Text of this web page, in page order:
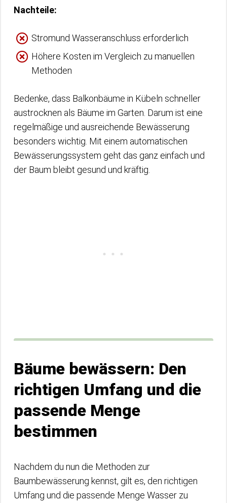
Nachteile:
Stromund Wasseranschluss erforderlich
Höhere Kosten im Vergleich zu manuellen
Methoden
Bedenke, dass Balkonbäume in Kübeln schneller
austrocknen als Bäume im Garten. Darum ist eine
regelmäßige und ausreichende Bewässerung
besonders wichtig. Mit einem automatischen
Bewässerungssystem geht das ganz einfach und
der Baum bleibt gesund und kräftig.
Bäume bewässern: Den
richtigen Umfang und die
passende Menge
bestimmen
Nachdem du nun die Methoden zur
Baumbewässerung kennst, gilt es, den richtigen
Umfang und die passende Menge Wasser zu